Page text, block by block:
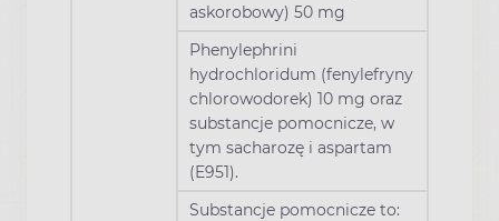
askorobowy) 50 mg
Phenylephrini
hydrochloridum (fenylefryny
chlorowodorek) 10 mg oraz
substancje pomocnicze, w
tym sacharozę i aspartam
(E951).
Substancje pomocnicze to: